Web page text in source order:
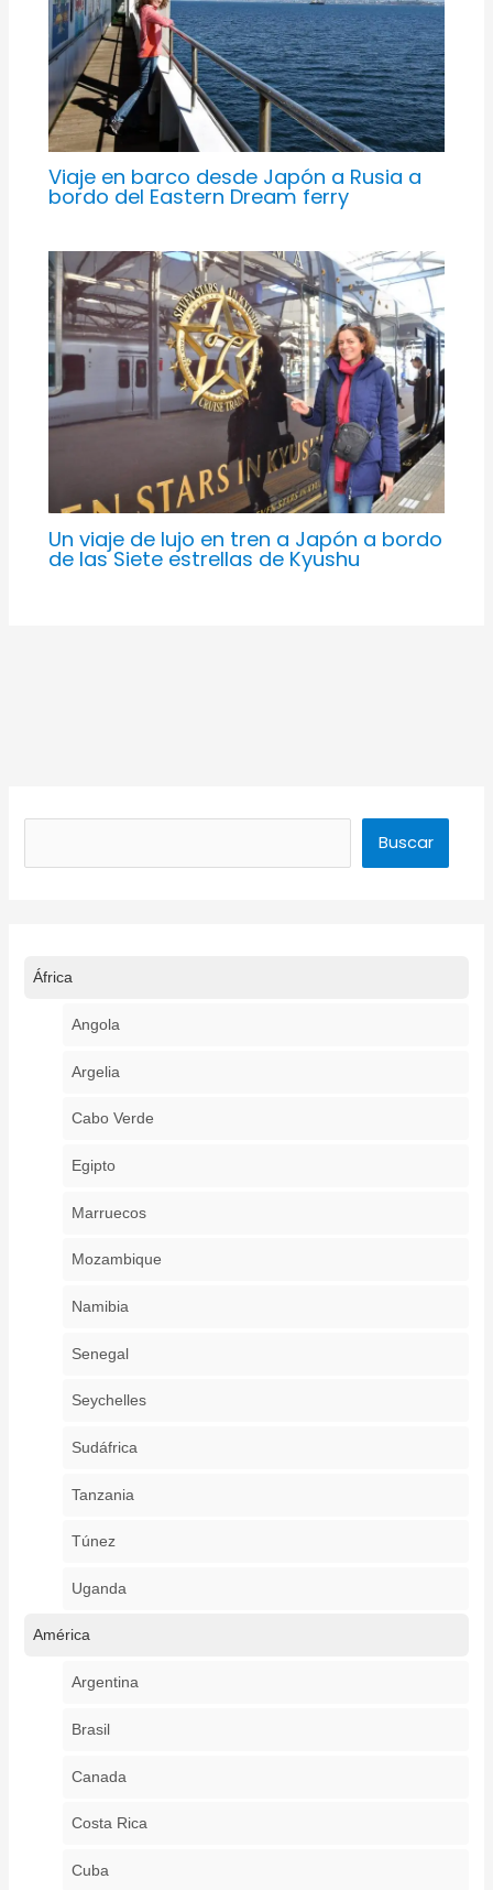
Viaje en barco desde Japón a Rusia a
bordo del Eastern Dream ferry
Un viaje de lujo en tren a Japón a bordo
de las Siete estrellas de Kyushu
Buscar
África
Angola
Argelia
Cabo Verde
Egipto
Marruecos
Mozambique
Namibia
Senegal
Seychelles
Sudáfrica
Tanzania
Túnez
Uganda
América
Argentina
Brasil
Canada
Costa Rica
Cuba